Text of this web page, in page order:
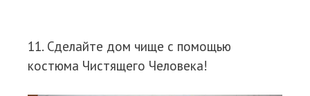
11. Сделайте дом чище с помощью
костюма Чистящего Человека!